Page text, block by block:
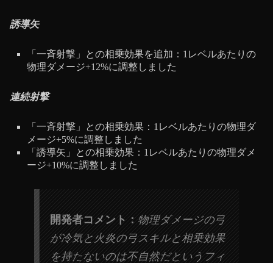
誘導矢
「一斉射撃」との相乗効果を追加：1レベルあたりの
物理ダメージ+12%に調整しました
連続射撃
「一斉射撃」との相乗効果：1レベルあたりの物理ダ
メージ+5%に調整しました
「誘導矢」との相乗効果：1レベルあたりの物理ダメ
ージ+10%に調整しました
開発者コメント： 物理ダメージの弓
が冷気と火炎の弓スキルと相乗効果
を持たないのは不自然だというフィ